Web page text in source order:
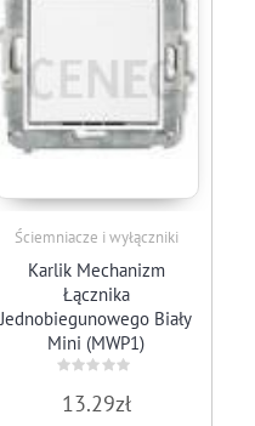
Ściemniacze i wyłączniki
Karlik Mechanizm
Łącznika
Jednobiegunowego Biały
Mini (MWP1)
0
out
13.29zł